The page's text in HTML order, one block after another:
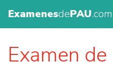
ExamenesdePAU.com
Examen de